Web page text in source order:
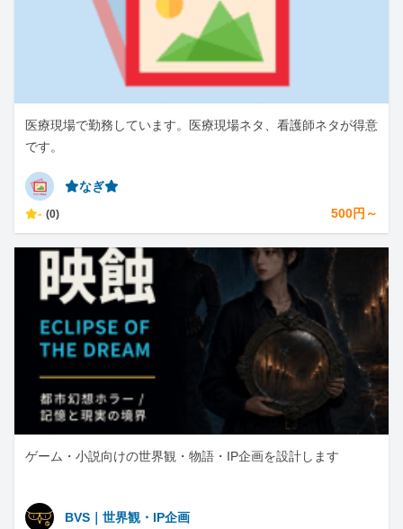
医療現場で勤務しています。医療現場ネタ、看護師ネタが得意
です。
⭐︎なぎ⭐︎
- (0) 500円～
ゲーム・小説向けの世界観・物語・IP企画を設計します
BVS｜世界観・IP企画